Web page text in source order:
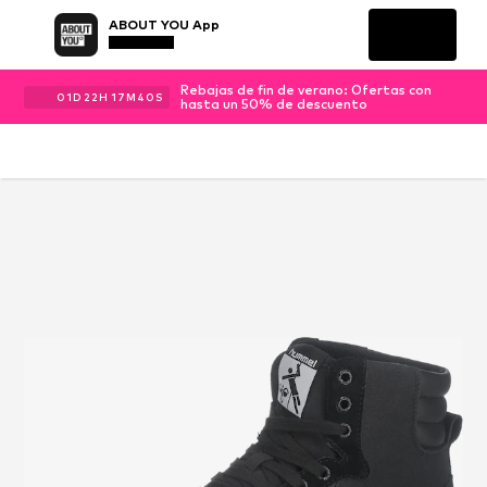
ABOUT YOU App
01D 22H 17M 40 S
Rebajas de fin de verano: Ofertas con
hasta un 50% de descuento